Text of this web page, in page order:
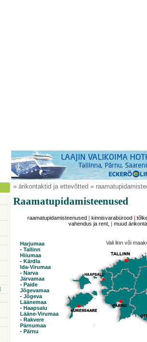
» ärikontaktid ja ettevõtted »
Raamatupidamisteenused
raamatupidamisteenused kinnisvarabürood |
vahendus ja rent,
|muud
Harjumaa
- Tallinn
Hiiumaa
- Kärdla
Ida-Virumaa
- Narva
Järvamaa
- Paide
Jõgevamaa
- Jõgeva
Läänemaa
- Haapsalu
Lääne-Virumaa
- Rakvere
Pärnumaa
- Pärnu
Vali linn või